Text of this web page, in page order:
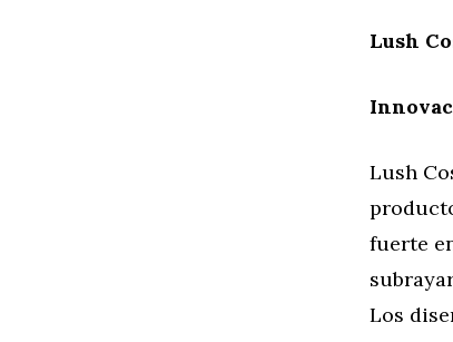
Lush
Lush
fuerte
Los